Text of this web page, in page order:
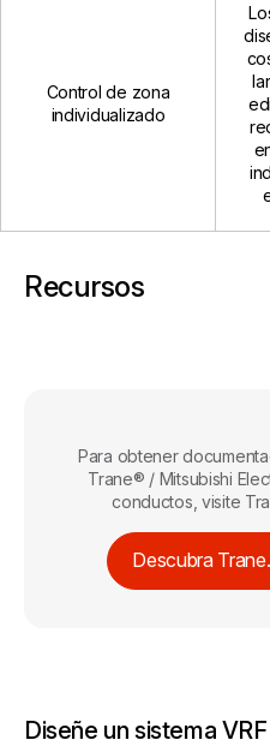
Control de zona
individualizado
Recursos
Para obtener
Trane® / Mitsubishi
conductos, visite
Descubra
Diseñe un sistema